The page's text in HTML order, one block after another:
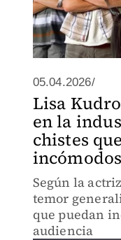
05.04.2026/
Lisa
en la
chistes
incómodos
Según la
temor
que puedan
audiencia